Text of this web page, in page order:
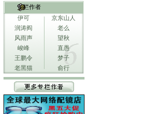
专栏作者
伊可
京东山人
润涛阎
老么
风雨声
望秋
峻峰
直愚
王鹏令
梦子
老黑猫
俞行